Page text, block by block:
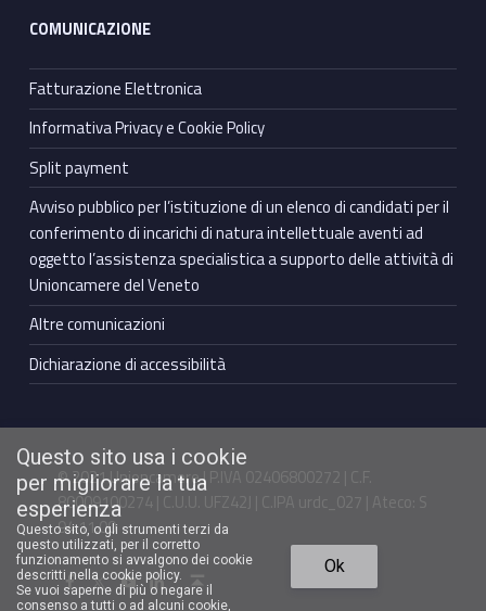
COMUNICAZIONE
Fatturazione Elettronica
Informativa Privacy e Cookie Policy
Split payment
Avviso pubblico per l’istituzione di un elenco di candidati per il
conferimento di incarichi di natura intellettuale aventi ad
oggetto l’assistenza specialistica a supporto delle attività di
Unioncamere del Veneto
Altre comunicazioni
Dichiarazione di accessibilità
© 2021 Unioncamere | P.IVA 02406800272 | C.F.
80009100274 | C.U.U. UFZ42J | C.IPA urdc_027 | Ateco: S
94.11.00
Facebook Unioncamere VenetoTwitter Unioncamere VenetoYoutube Unioncamere VenetoLinkedin Unioncamere Veneto Torna in cima ↑
Questo sito usa i cookie
per migliorare la tua
esperienza
Questo sito, o gli strumenti terzi da
questo utilizzati, per il corretto
funzionamento si avvalgono dei cookie
descritti nella cookie policy.
Se vuoi saperne di più o negare il
consenso a tutti o ad alcuni cookie,
Ok